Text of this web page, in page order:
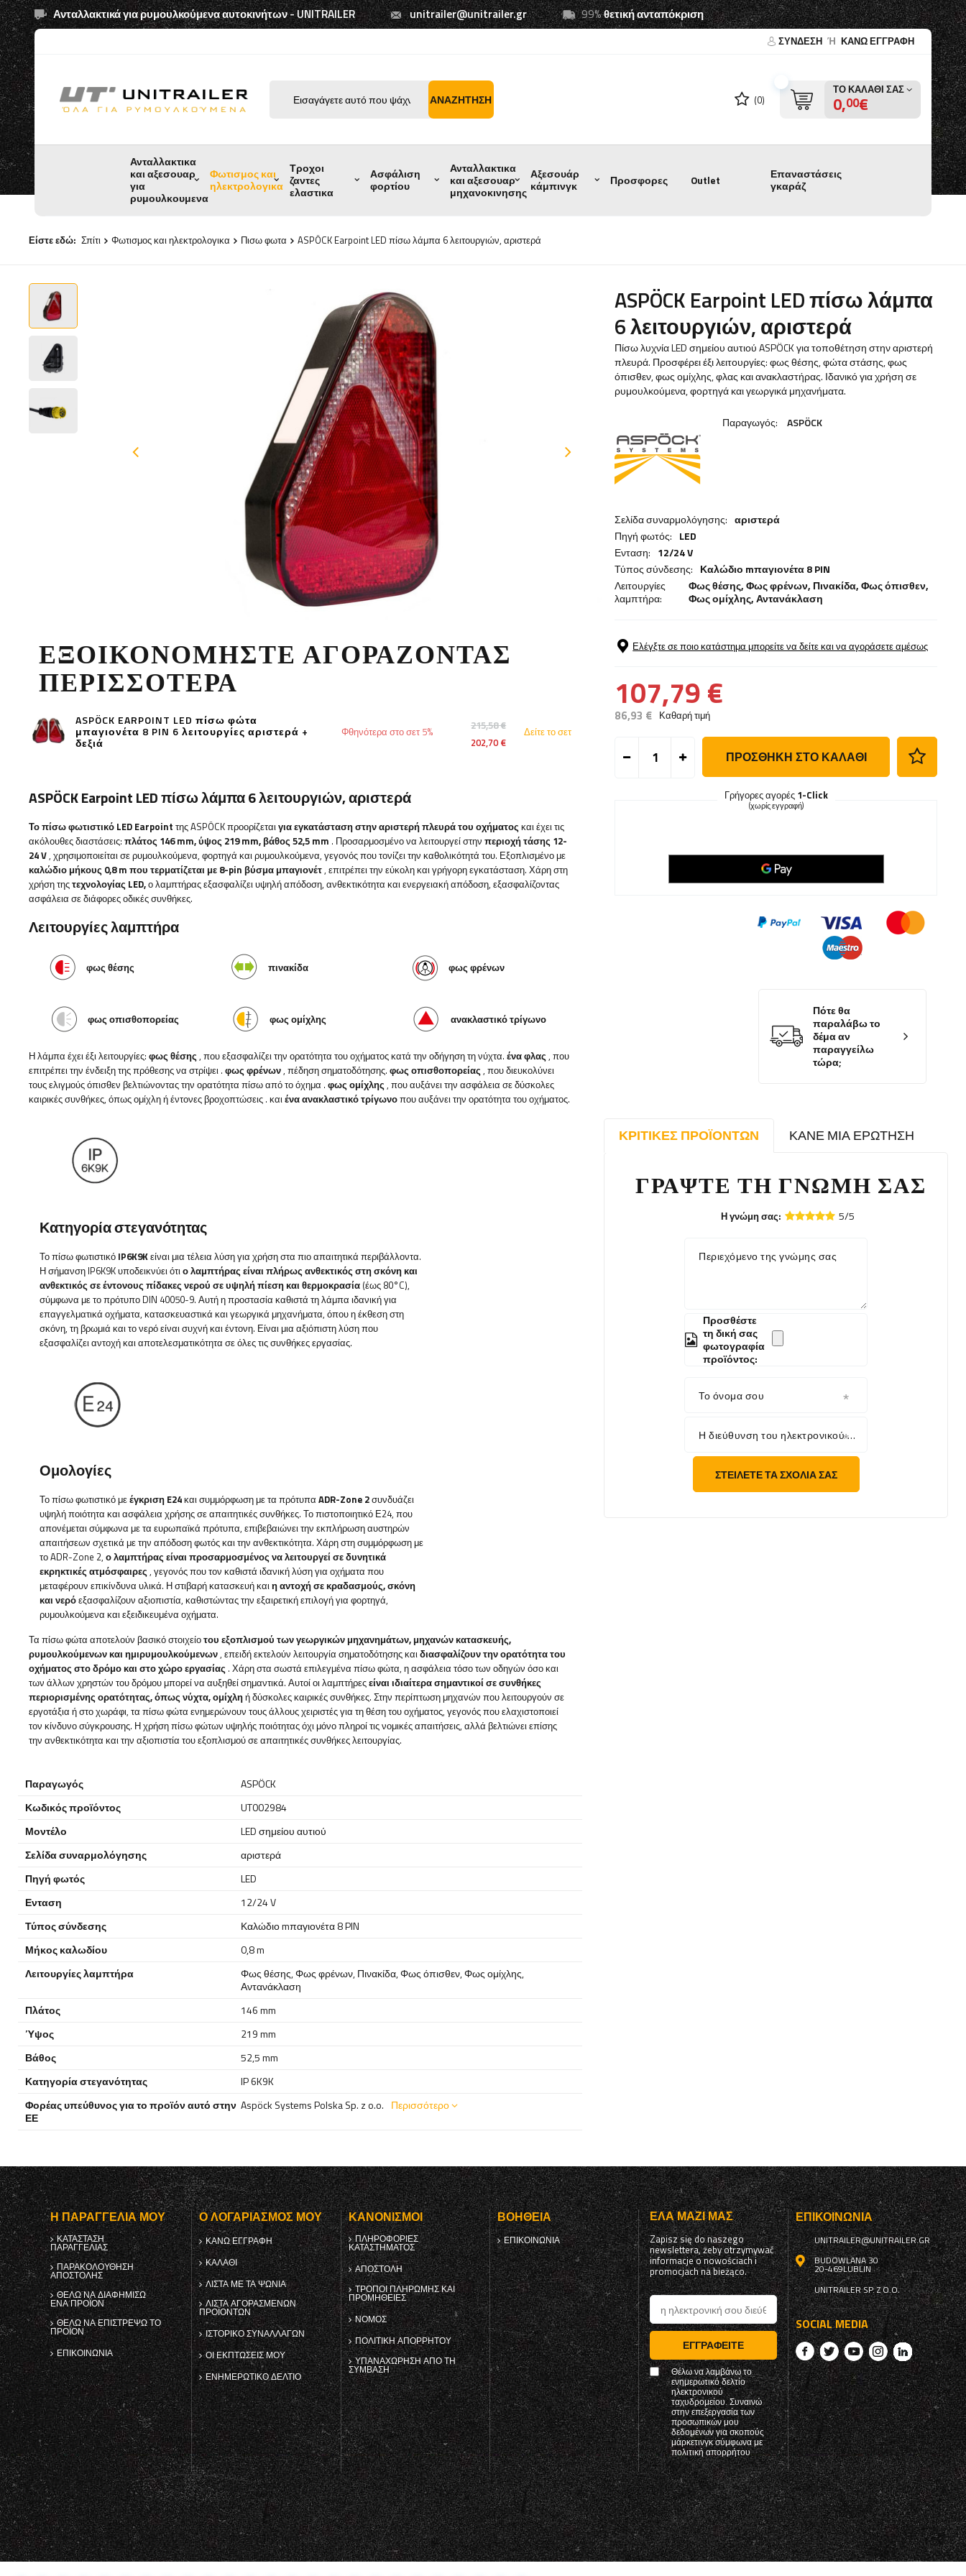
Ανταλλακτικά για ρυμουλκούμενα αυτοκινήτων - UNITRAILER unitrailer@unitrailer.gr 99%θετική ανταπόκριση
ΣΎΝΔΕΣΗ Ή ΚΑΝΩ ΕΓΓΡΑΦΗ
ΑΝΑΖΉΤΗΣΗ (0)
ΤΟ ΚΑΛΆΘΙ ΣΑΣ
0,00€
Ανταλλακτικα
και αξεσουαρ
για
ρυμουλκουμενα
Φωτισμος και
ηλεκτρολογικα
Τροχοι
ζαντες
ελαστικα
Ασφάλιση
φορτίου
Ανταλλακτικα
και αξεσουαρ
μηχανοκινησης
Αξεσουάρ
κάμπινγκ
Προσφορες Outlet
Επαναστάσεις
γκαράζ
Είστε εδώ: Σπίτι Φωτισμος και ηλεκτρολογικα Πισω φωτα ASPÖCK Earpoint LED πίσω λάμπα 6 λειτουργιών, αριστερά
ASPÖCK Earpoint LED πίσω λάμπα
6 λειτουργιών, αριστερά
Πίσω λυχνία LED σημείου αυτιού ASPÖCK για τοποθέτηση στην αριστερή
πλευρά. Προσφέρει έξι λειτουργίες: φως θέσης, φώτα στάσης, φως
όπισθεν, φως ομίχλης, φλας και ανακλαστήρας. Ιδανικό για χρήση σε
ρυμουλκούμενα, φορτηγά και γεωργικά μηχανήματα.
Παραγωγός: ASPÖCK
Σελίδα συναρμολόγησης: αριστερά
Πηγή φωτός: LED
Ενταση: 12/24 V
Τύπος σύνδεσης: Καλώδιο mπαγιονέτα 8 PIN
Λειτουργίες
λαμπτήρα:
Φως θέσης,Φως φρένων, Πινακίδα,Φως όπισθεν,
Φως ομίχλης,Αντανάκλαση
Ελέγξτε σε ποιο κατάστημα μπορείτε να δείτε και να αγοράσετε αμέσως
107,79 €
86,93 € Καθαρή τιμή
ΠΡΟΣΘΉΚΗ ΣΤΟ ΚΑΛΆΘΙ
Γρήγορες αγορές 1-Click
(χωρίς εγγραφή)
Πότε θα
παραλάβω το
δέμα αν
παραγγείλω
τώρα;
ΚΡΙΤΙΚΈΣ ΠΡΟΪΌΝΤΩΝ ΚΆΝΕ ΜΙΑ ΕΡΏΤΗΣΗ
ΓΡΆΨΤΕ ΤΗ ΓΝΏΜΗ ΣΑΣ
Η γνώμη σας: 5/5
Περιεχόμενο της γνώμης σας
Προσθέστε
τη δική σας
φωτογραφία
προϊόντος:
Το όνομα σου
Η διεύθυνση του ηλεκτρονικού σου ταχυδρομείου
ΣΤΕΊΛΕΤΕ ΤΑ ΣΧΌΛΙΆ ΣΑΣ
ΕΞΟΙΚΟΝΟΜΉΣΤΕ ΑΓΟΡΆΖΟΝΤΑΣ
ΠΕΡΙΣΣΌΤΕΡΑ
ASPÖCK EARPOINT LED πίσω φώτα
μπαγιονέτα 8 PIN 6 λειτουργίες αριστερά +
δεξιά
215,58 €
202,70 €
Φθηνότερα στο σετ 5% Δείτε το σετ
ASPÖCK Earpoint LED πίσω λάμπα 6 λειτουργιών, αριστερά
Το πίσω φωτιστικό LED Earpoint της ASPÖCK προορίζεταιγια εγκατάσταση στην αριστερή πλευρά του οχήματοςκαι έχει τις
ακόλουθες διαστάσεις: πλάτος 146 mm, ύψος 219 mm, βάθος 52,5 mm . Προσαρμοσμένο να λειτουργεί στην περιοχή τάσης 12-
24 V, χρησιμοποιείται σε ρυμουλκούμενα, φορτηγά και ρυμουλκούμενα, γεγονός που τονίζει την καθολικότητά του. Εξοπλισμένο με
καλώδιο μήκους 0,8 m που τερματίζεται με 8-pin βύσμα μπαγιονέτ, επιτρέπει την εύκολη και γρήγορη εγκατάσταση. Χάρη στη
χρήση τηςτεχνολογίας LED,ο λαμπτήρας εξασφαλίζει υψηλή απόδοση, ανθεκτικότητα και ενεργειακή απόδοση, εξασφαλίζοντας
ασφάλεια σε διάφορες οδικές συνθήκες.
Λειτουργίες λαμπτήρα
φως θέσης πινακίδα φως φρένων
φως οπισθοπορείας φως ομίχλης ανακλαστικό τρίγωνο
Η λάμπα έχει έξι λειτουργίες: φως θέσης, που εξασφαλίζει την ορατότητα του οχήματος κατά την οδήγηση τη νύχτα. ένα φλας, που
επιτρέπει την ένδειξη της πρόθεσης να στρίψει . φως φρένων, πέδηση σηματοδότησης. φως οπισθοπορείας, που διευκολύνει
τους ελιγμούς όπισθεν βελτιώνοντας την ορατότητα πίσω από το όχημα . φως ομίχλης, που αυξάνει την ασφάλεια σε δύσκολες
καιρικές συνθήκες, όπως ομίχλη ή έντονες βροχοπτώσεις . καιένα ανακλαστικό τρίγωνοπου αυξάνει την ορατότητα του οχήματος.
Κατηγορία στεγανότητας
Το πίσω φωτιστικό IP6K9Kείναι μια τέλεια λύση για χρήση στα πιο απαιτητικά περιβάλλοντα.
Η σήμανση IP6K9K υποδεικνύει ότιο λαμπτήρας είναι πλήρως ανθεκτικός στη σκόνη και
ανθεκτικός σε έντονους πίδακες νερού σε υψηλή πίεση και θερμοκρασία (έως 80°C),
σύμφωνα με το πρότυπο DIN 40050-9. Αυτή η προστασία καθιστά τη λάμπα ιδανική για
επαγγελματικά οχήματα, κατασκευαστικά και γεωργικά μηχανήματα, όπου η έκθεση στη
σκόνη, τη βρωμιά και το νερό είναι συχνή και έντονη. Είναι μια αξιόπιστη λύση που
εξασφαλίζει αντοχή και αποτελεσματικότητα σε όλες τις συνθήκες εργασίας.
Ομολογίες
Το πίσω φωτιστικό μεέγκριση E24και συμμόρφωση με τα πρότυπα ADR-Zone 2συνδυάζει
υψηλή ποιότητα και ασφάλεια χρήσης σε απαιτητικές συνθήκες. Το πιστοποιητικό Ε24, που
απονέμεται σύμφωνα με τα ευρωπαϊκά πρότυπα, επιβεβαιώνει την εκπλήρωση αυστηρών
απαιτήσεων σχετικά με την απόδοση φωτός και την ανθεκτικότητα. Χάρη στη συμμόρφωση με
το ADR-Zone 2, ο λαμπτήρας είναι προσαρμοσμένος να λειτουργεί σε δυνητικά
εκρηκτικές ατμόσφαιρες, γεγονός που τον καθιστά ιδανική λύση για οχήματα που
μεταφέρουν επικίνδυνα υλικά. Η στιβαρή κατασκευή καιη αντοχή σε κραδασμούς, σκόνη
και νερόεξασφαλίζουν αξιοπιστία, καθιστώντας την εξαιρετική επιλογή για φορτηγά,
ρυμουλκούμενα και εξειδικευμένα οχήματα.
Τα πίσω φώτα αποτελούν βασικό στοιχείοτου εξοπλισμού των γεωργικών μηχανημάτων, μηχανών κατασκευής,
ρυμουλκούμενων και ημιρυμουλκούμενων, επειδή εκτελούν λειτουργία σηματοδότησης καιδιασφαλίζουν την ορατότητα του
οχήματος στο δρόμο και στο χώρο εργασίας . Χάρη στα σωστά επιλεγμένα πίσω φώτα, η ασφάλεια τόσο των οδηγών όσο και
των άλλων χρηστών του δρόμου μπορεί να αυξηθεί σημαντικά. Αυτοί οι λαμπτήρεςείναι ιδιαίτερα σημαντικοί σε συνθήκες
περιορισμένης ορατότητας, όπως νύχτα, ομίχληή δύσκολες καιρικές συνθήκες. Στην περίπτωση μηχανών που λειτουργούν σε
εργοτάξια ή στο χωράφι, τα πίσω φώτα ενημερώνουν τους άλλους χειριστές για τη θέση του οχήματος, γεγονός που ελαχιστοποιεί
τον κίνδυνο σύγκρουσης. Η χρήση πίσω φώτων υψηλής ποιότητας όχι μόνο πληροί τις νομικές απαιτήσεις, αλλά βελτιώνει επίσης
την ανθεκτικότητα και την αξιοπιστία του εξοπλισμού σε απαιτητικές συνθήκες λειτουργίας.
Παραγωγός
ASPÖCK
Κωδικός προϊόντος
UT002984
Μοντέλο
LED σημείου αυτιού
Σελίδα συναρμολόγησης
αριστερά
Πηγή φωτός
LED
Ενταση
12/24 V
Τύπος σύνδεσης
Καλώδιο mπαγιονέτα 8 PIN
Μήκος καλωδίου
0,8 m
Λειτουργίες λαμπτήρα
Φως θέσης,Φως φρένων,Πινακίδα,Φως όπισθεν,Φως ομίχλης,
Αντανάκλαση
Πλάτος
146 mm
Ύψος
219 mm
Βάθος
52,5 mm
Κατηγορία στεγανότητας
IP 6K9K
Φορέας υπεύθυνος για το προϊόν αυτό στην
ΕΕ
Aspöck Systems Polska Sp. z o.o. Περισσότερο
Η ΠΑΡΑΓΓΕΛΊΑ ΜΟΥ
ΚΑΤΆΣΤΑΣΗ
ΠΑΡΑΓΓΕΛΊΑΣ
ΠΑΡΑΚΟΛΟΎΘΗΣΗ
ΑΠΟΣΤΟΛΉΣ
ΘΈΛΩ ΝΑ ΔΙΑΦΗΜΊΣΩ
ΈΝΑ ΠΡΟΪΌΝ
ΘΈΛΩ ΝΑ ΕΠΙΣΤΡΈΨΩ ΤΟ
ΠΡΟΪΌΝ
ΕΠΙΚΟΙΝΩΝΊΑ
Ο ΛΟΓΑΡΙΑΣΜΌΣ ΜΟΥ
ΚΑΝΩ ΕΓΓΡΑΦΗ
ΚΑΛΆΘΙ
ΛΊΣΤΑ ΜΕ ΤΑ ΨΏΝΙΑ
ΛΊΣΤΑ ΑΓΟΡΑΣΜΈΝΩΝ
ΠΡΟΪΌΝΤΩΝ
ΙΣΤΟΡΙΚΌ ΣΥΝΑΛΛΑΓΏΝ
ΟΙ ΕΚΠΤΏΣΕΙΣ ΜΟΥ
ΕΝΗΜΕΡΩΤΙΚΌ ΔΕΛΤΊΟ
ΚΑΝΟΝΙΣΜΟΊ
ΠΛΗΡΟΦΟΡΊΕΣ
ΚΑΤΑΣΤΉΜΑΤΟΣ
ΑΠΟΣΤΟΛΉ
ΤΡΌΠΟΙ ΠΛΗΡΩΜΉΣ ΚΑΙ
ΠΡΟΜΉΘΕΙΕΣ
ΝΌΜΟΣ
ΠΟΛΙΤΙΚΉ ΑΠΟΡΡΉΤΟΥ
ΥΠΑΝΑΧΏΡΗΣΗ ΑΠΌ ΤΗ
ΣΎΜΒΑΣΗ
ΒΟΉΘΕΙΑ
ΕΠΙΚΟΙΝΩΝΊΑ
ΈΛΑ ΜΑΖΊ ΜΑΣ
Zapisz się do naszego
newslettera, żeby otrzymywać
informacje o nowościach i
promocjach na bieżąco.
ΕΓΓΡΑΦΕΊΤΕ
Θέλω να λαμβάνω το
ενημερωτικό δελτίο
ηλεκτρονικού
ταχυδρομείου. Συναινώ
στην επεξεργασία των
προσωπικών μου
δεδομένων για σκοπούς
μάρκετινγκ σύμφωνα με
πολιτική απορρήτου
ΕΠΙΚΟΙΝΩΝΊΑ
UNITRAILER@UNITRAILER.GR
BUDOWLANA 30
20-469LUBLIN
UNITRAILER SP. Z O.O.
SOCIAL MEDIA